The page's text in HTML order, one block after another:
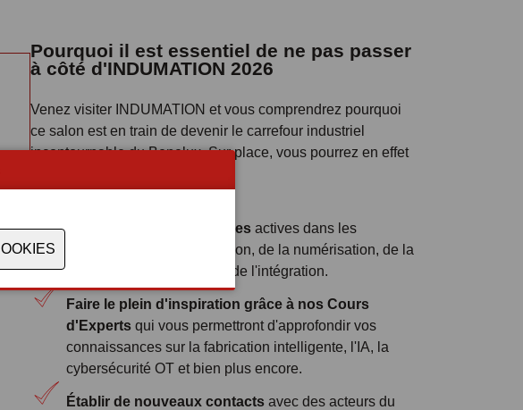
Pourquoi il est essentiel de ne pas passer
à côté d'INDUMATION 2026
Venez visiter INDUMATION et vous comprendrez pourquoi
ce salon est en train de devenir le carrefour industriel
incontournable du Benelux. Sur place, vous pourrez en effet
Rencontrer 250 entreprises actives dans les
domaines de l'automatisation, de la numérisation, de la
robotique, des logiciels et de l'intégration.
Faire le plein d'inspiration grâce à nos Cours
d'Experts qui vous permettront d'approfondir vos
connaissances sur la fabrication intelligente, l'IA, la
cybersécurité OT et bien plus encore.
Établir de nouveaux contacts avec des acteurs du